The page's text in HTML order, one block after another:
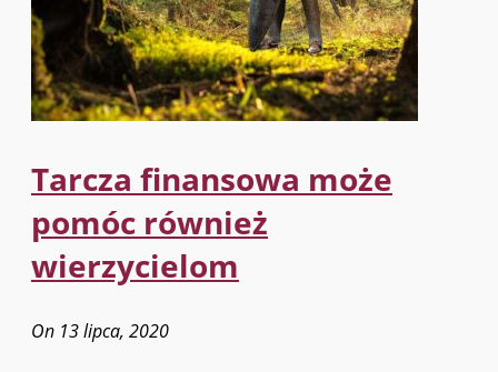
Tarcza finansowa może
pomóc również
wierzycielom
On 13 lipca, 2020